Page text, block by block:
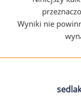
Wyniki nie